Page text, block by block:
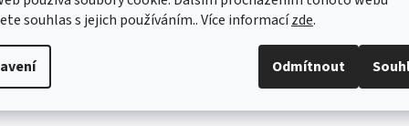
souhlas s jejich používáním.. Více informacízde.
Odmítnout